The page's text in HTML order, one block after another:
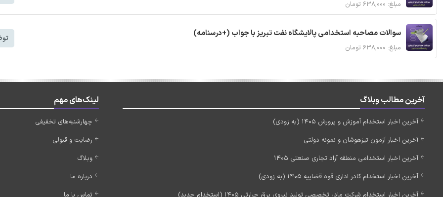
مبلغ: ۶۳۸,۰۰۰ تومان
سوالات مصاحبه استخدامی پالایشگاه نفت تبریز با جواب (+درسنامه)
مبلغ: ۶۳۸,۰۰۰ تومان
آخرین مطالب وبلاگ
آخرین اخبار استخدام آموزش و پرورش 1405 (به زودی)
آخرین اخبار آزمون تیزهوشان و نمونه دولتی
آخرین اخبار استخدامی منطقه آزاد تجاری صنعتی 1405
آخرین اخبار استخدام کادر اداری قوه قضاییه 1405 (به زودی)
آخرین اخبار استخدام شرکت مادر تخصصی تولید نیروی برق حرارتی 1405 (استخدام جدید)
لینک‌های مهم
چهارشنبه‌های تخفیفی
رضایت و قبولی
وبلاگ
درباره ما
تماس با ما